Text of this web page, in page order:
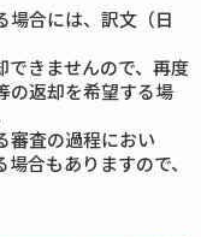
場合には、訳文（日
できませんので、再度
の返却を希望する場
審査の過程におい
合もありますので、